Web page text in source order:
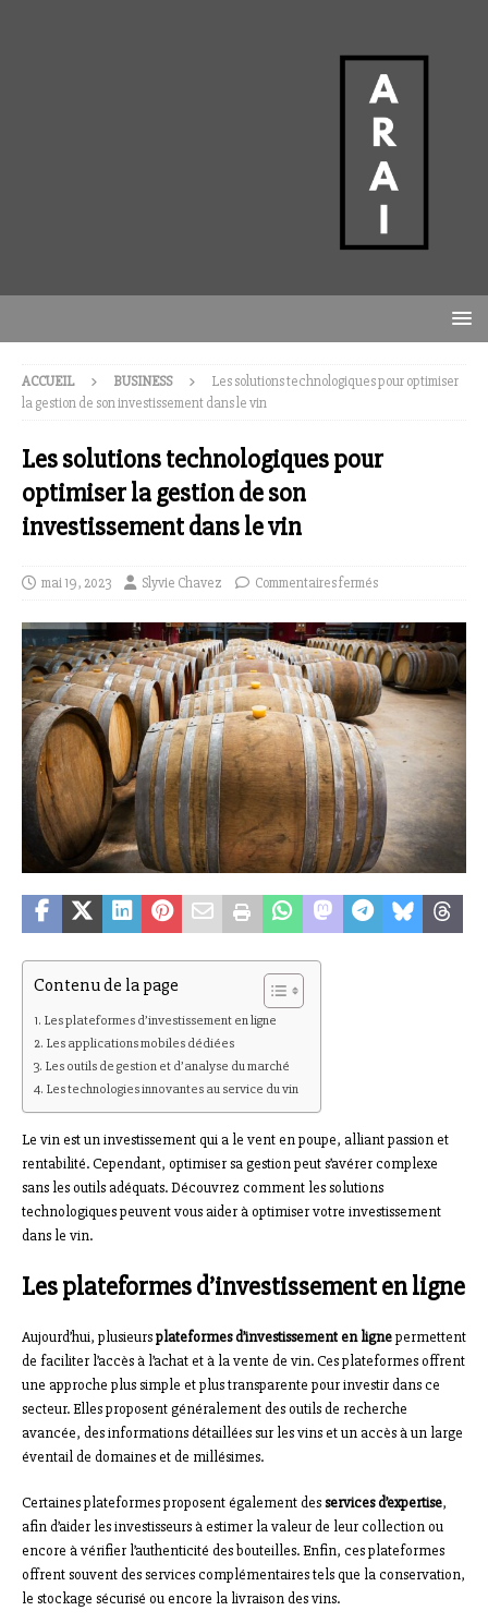
ACCUEIL BUSINESS
Les solutions technologiques pour optimiser
la gestion de son investissement dans le vin
Les solutions technologiques pour
optimiser la gestion de son
investissement dans le vin
mai 19, 2023 Slyvie Chavez Commentaires fermés
Contenu de la page
Les plateformes d’investissement en ligne
Les applications mobiles dédiées
Les outils de gestion et d’analyse du marché
Les technologies innovantes au service du vin
Le vin est un investissement qui a le vent en poupe, alliant passion et
rentabilité. Cependant, optimiser sa gestion peut s’avérer complexe
sans les outils adéquats. Découvrez comment les solutions
technologiques peuvent vous aider à optimiser votre investissement
dans le vin.
Les plateformes d’investissement en ligne
Aujourd’hui, plusieursplateformes d’investissement en lignepermettent
de faciliter l’accès à l’achat et à la vente de vin. Ces plateformes offrent
une approche plus simple et plus transparente pour investir dans ce
secteur. Elles proposent généralement des outils de recherche
avancée, des informations détaillées sur les vins et un accès à un large
éventail de domaines et de millésimes.
Certaines plateformes proposent également desservices d’expertise,
afin d’aider les investisseurs à estimer la valeur de leur collection ou
encore à vérifier l’authenticité des bouteilles. Enfin, ces plateformes
offrent souvent des services complémentaires tels que la conservation,
le stockage sécurisé ou encore la livraison des vins.